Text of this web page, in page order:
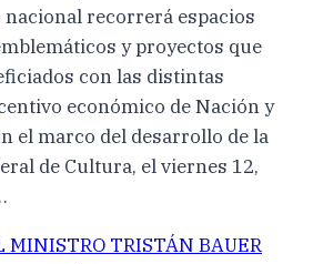
recorrerá espacios
y proyectos que
con las distintas
económico de Nación y
el marco del desarrollo de la
de Cultura, el viernes 12,
MINISTRO TRISTÁN BAUER